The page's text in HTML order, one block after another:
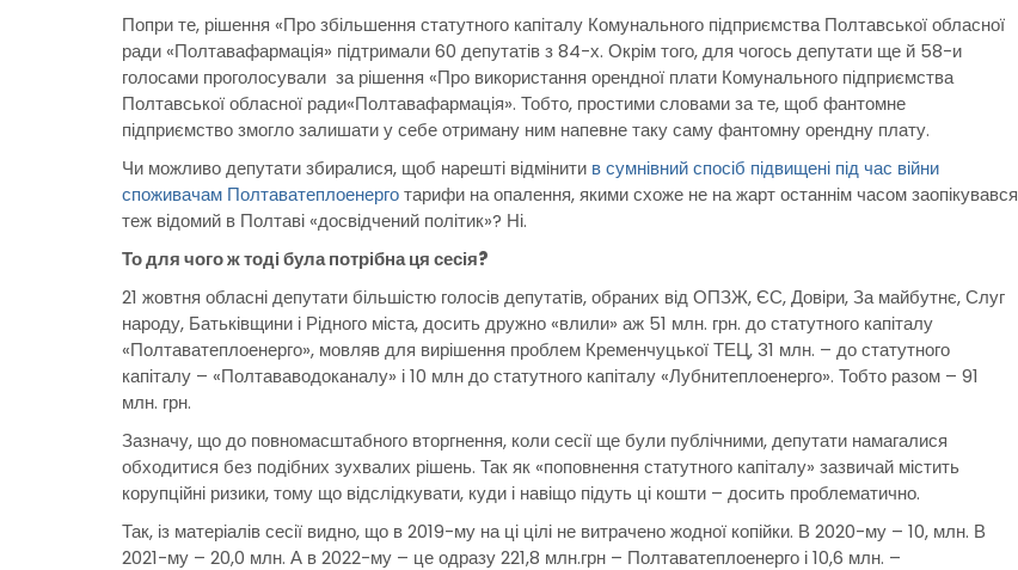
Попри те, рішення «Про збільшення статутного капіталу Комунального підприємства Полтавської обласної
ради «Полтавафармація» підтримали 60 депутатів з 84-х. Окрім того, для чогось депутати ще й 58-и
голосами проголосували за рішення «Про використання орендної плати Комунального підприємства
Полтавської обласної ради«Полтавафармація». Тобто, простими словами за те, щоб фантомне
підприємство змогло залишати у себе отриману ним напевне таку саму фантомну орендну плату.
Чи можливо депутати збиралися, щоб нарешті відмінити в сумнівний спосіб підвищені під час війни
споживачам Полтаватеплоенерготарифи на опалення, якими схоже не на жарт останнім часом заопікувався
теж відомий в Полтаві «досвідчений політик»? Ні.
То для чого ж тоді була потрібна ця сесія?
21 жовтня обласні депутати більшістю голосів депутатів, обраних від ОПЗЖ, ЄС, Довіри, За майбутнє, Слуг
народу, Батьківщини і Рідного міста, досить дружно «влили» аж 51 млн. грн. до статутного капіталу
«Полтаватеплоенерго», мовляв для вирішення проблем Кременчуцької ТЕЦ, 31 млн. – до статутного
капіталу – «Полтававодоканалу» і 10 млн до статутного капіталу «Лубнитеплоенерго». Тобто разом – 91
млн. грн.
Зазначу, що до повномасштабного вторгнення, коли сесії ще були публічними, депутати намагалися
обходитися без подібних зухвалих рішень. Так як «поповнення статутного капіталу» зазвичай містить
корупційні ризики, тому що відслідкувати, куди і навіщо підуть ці кошти – досить проблематично.
Так, із матеріалів сесії видно, що в 2019-му на ці цілі не витрачено жодної копійки. В 2020-му – 10, млн. В
2021-му – 20,0 млн. А в 2022-му – це одразу 221,8 млн.грн – Полтаватеплоенерго і 10,6 млн. –